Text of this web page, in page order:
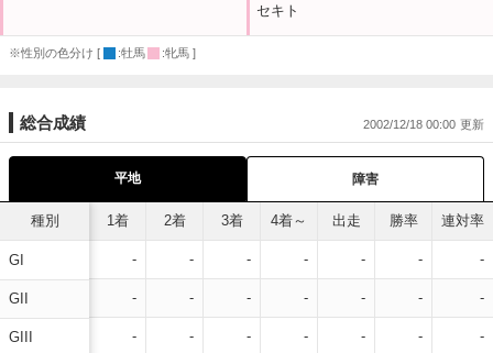
セキト
※性別の色分け [ :牡馬 :牝馬 ]
総合成績 2002/12/18 00:00
平地 障害
種別
GI
GII
GIII
1着 2着 3着 4着～ 出走 勝率 連対率
- - - - - - -
- - - - - - -
- - - - - - -